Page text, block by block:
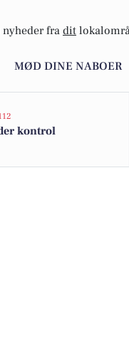
nyheder fra dit
MØD DINE NABOER
kontrol